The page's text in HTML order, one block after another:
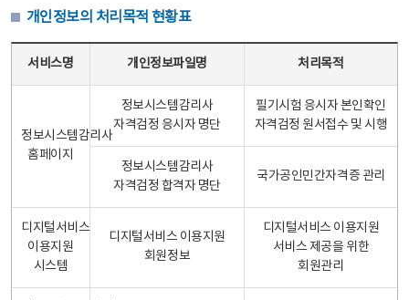
개인정보의 처리목적 현황표
서비스명 개인정보파일명 처리목적
정보시스템감리사
홈페이지
정보시스템감리사
자격검정 응시자 명단
필기시험 응시자 본인확인
자격검정 원서접수 및 시행
정보시스템감리사
자격검정 합격자 명단
국가공인민간자격증 관리
디지털서비스
이용지원
시스템
디지털서비스 이용지원
회원정보
디지털서비스 이용지원
서비스 제공을 위한
회원관리